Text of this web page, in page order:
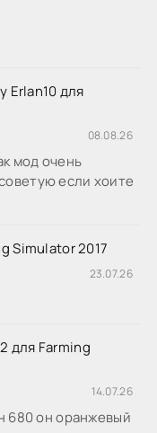
Erlan10 для
08.08.26
мод очень
если хоите
Simulator 2017
23.07.26
для Farming
14.07.26
680 он оранжевый